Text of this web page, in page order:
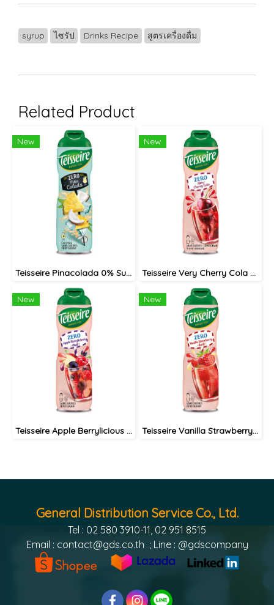
syrup ไซรัป Drinks Recipe สูตรเครื่องดื่ม
Related Product
New
Teisseire Pinacolada 0% Sugar syrup 60cl / ไซรัป เตสแซร์ พีน่าโคลาด้า สูตรไม่มีน้ำตาล
New
Teisseire Very Cherry Cola 0% syrup 60cl / ไซรัป เตสแซร์ เชอรี่โคล่า สูตรไม่มีน้ำตาล
New
Teisseire Apple Berrylicious 0% Sugar syrup 60cl / ไซรัป เตสแซร์ แอปเปิ้ล แบลคเคอเรนท์ ราสเบอรี่ สูตรไม่มีน้ำตาล
New
Teisseire Vanilla Strawberry 0% syrup 60cl / ไซรัป เตสแซร์ วนิลาสตรอเบอรี่ สูตรไม่มีน้ำตาล
General Distribution Service Co., Ltd.
Tel : 02 580 3910-11, 02 951 8515
Email : contact@gds.co.th ; Line : @gdscompany